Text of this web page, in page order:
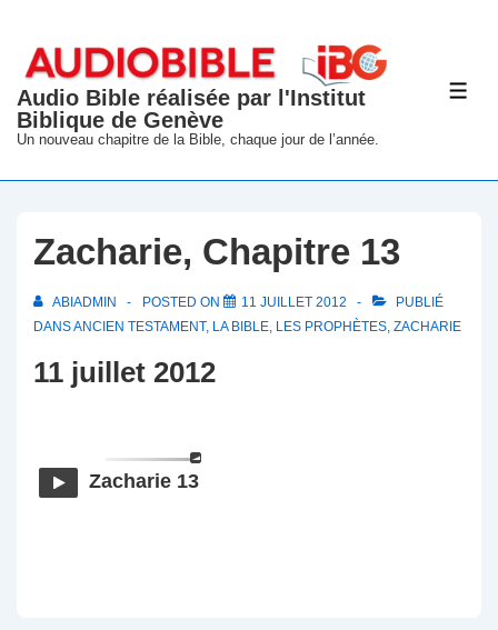
passer
contenu
principal
Audio Bible réalisée par l'Institut
Biblique de Genève
Un nouveau chapitre de la Bible, chaque jour de l’année.
Zacharie, Chapitre 13
ABIADMIN POSTED ON 11 JUILLET 2012
PUBLIÉ
DANSANCIEN TESTAMENT, LA BIBLE, LES PROPHÈTES, ZACHARIE
11 juillet 2012
Zacharie 13